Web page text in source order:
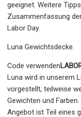
geeignet. Weitere
Zusammenfassung
Labor Day.
Luna Gewichtsdecke.
Code verwenden
Luna wird in unserem
vorgestellt, teilweise
Gewichten und
Angebot ist Teil eines